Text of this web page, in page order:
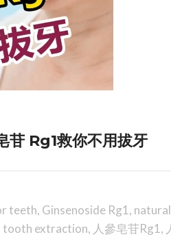
苷 Rg1救你不用拔牙
teeth, Ginsenoside Rg1 ,
tooth extraction, 人參皂苷Rg1 ,